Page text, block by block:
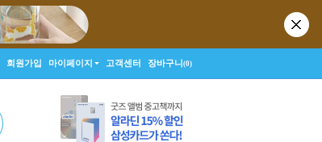
회원가입 마이페이지 고객센터 장바구니(0)